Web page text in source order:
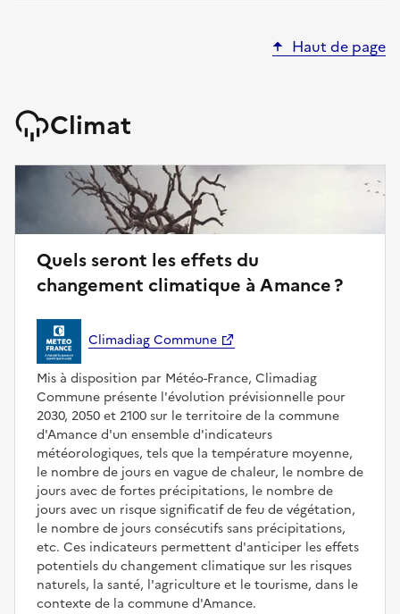
Haut de page
Climat
Quels seront les effets du
changement climatique à Amance ?
Climadiag Commune
Mis à disposition par Météo-France, Climadiag
Commune présente l'évolution prévisionnelle pour
2030, 2050 et 2100 sur le territoire de la commune
d'Amance d'un ensemble d'indicateurs
météorologiques, tels que la température moyenne,
le nombre de jours en vague de chaleur, le nombre de
jours avec de fortes précipitations, le nombre de
jours avec un risque significatif de feu de végétation,
le nombre de jours consécutifs sans précipitations,
etc. Ces indicateurs permettent d'anticiper les effets
potentiels du changement climatique sur les risques
naturels, la santé, l'agriculture et le tourisme, dans le
contexte de la commune d'Amance.